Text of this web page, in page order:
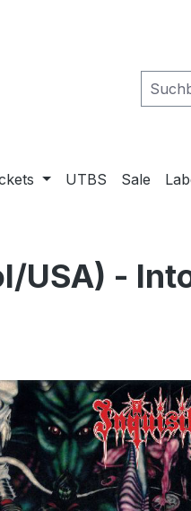
UTBS Sale
USA) -